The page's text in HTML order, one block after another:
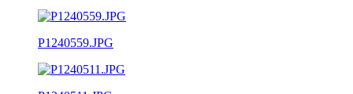
P1240559.JPG